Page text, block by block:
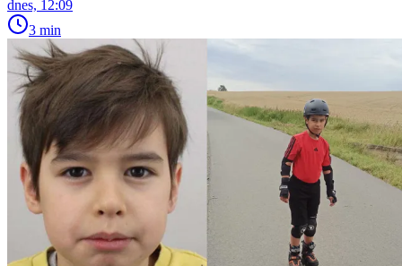
dnes, 12:09
3 min